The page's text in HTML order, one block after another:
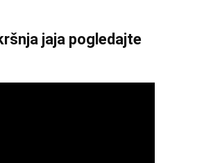
jaja pogledajte